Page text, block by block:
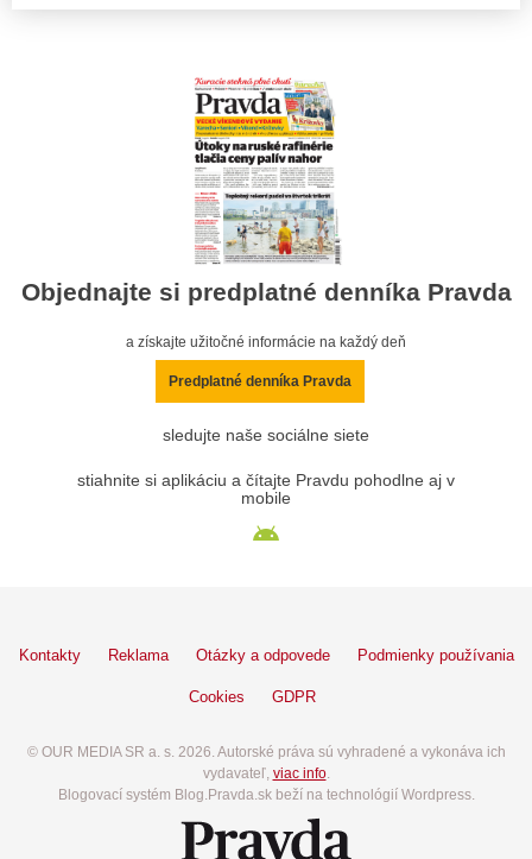
Objednajte si predplatné denníka Pravda
a získajte užitočné informácie na každý deň
Predplatné denníka Pravda
sledujte naše sociálne siete
stiahnite si aplikáciu a čítajte Pravdu pohodlne aj v
mobile
Kontakty Reklama Otázky a odpovede Podmienky používania
Cookies GDPR
© OUR MEDIA SR a. s. 2026. Autorské práva sú vyhradené a vykonáva ich
vydavateľ, viac info.
Blogovací systém Blog.Pravda.sk beží na technológií Wordpress.